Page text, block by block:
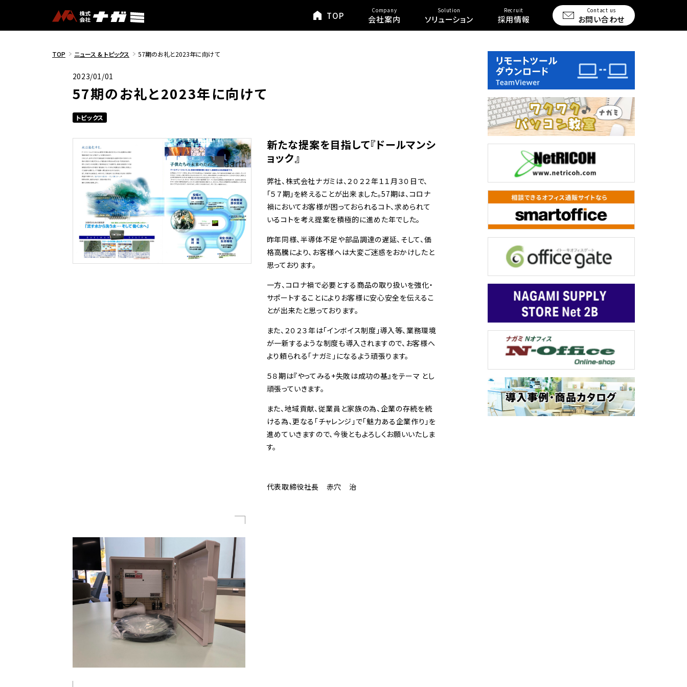
TOP Company
会社案内
Solution
ソリューション
Recruit
採用情報
Contact us
お問い合わせ
TOP ニュース & トピックス 57期のお礼と2023年に向けて
2023/01/01
57期のお礼と2023年に向けて
トピックス
新たな提案を目指して『ドールマンシ
ョック』
弊社、株式会社ナガミは、２０２２年１１月３０日で、
「５７期」を終えることが出来ました。57期は、コロナ
禍においてお客様が困っておられるコト、求められて
いるコトを考え提案を積極的に進めた年でした。
昨年同様、半導体不足や部品調達の遅延、そして、価
格高騰により、お客様へは大変ご迷惑をおかけしたと
思っております。
一方、コロナ禍で必要とする商品の取り扱いを強化・
サポートすることによりお客様に安心安全を伝えるこ
とが出来たと思っております。
また、２０２３年は「インボイス制度」導入等、業務環境
が一新するような制度も導入されますので、お客様へ
より頼られる「ナガミ」になるよう頑張ります。
５８期は『やってみる+失敗は成功の基』をテーマ とし
頑張っていきます。
また、地域貢献、従業員と家族の為、企業の存続を続
ける為、更なる「チャレンジ」で「魅力ある企業作り」を
進めていきますので、今後ともよろしくお願いいたしま
す。
代表取締役社長 赤穴 治